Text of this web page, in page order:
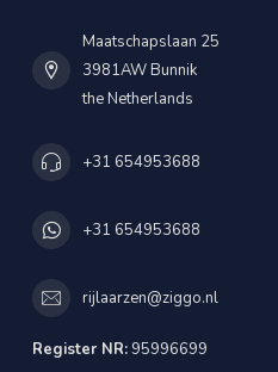
Maatschapslaan 25
3981AW Bunnik
the Netherlands
+31 654953688
+31 654953688
rijlaarzen@ziggo.nl
Register NR:95996699